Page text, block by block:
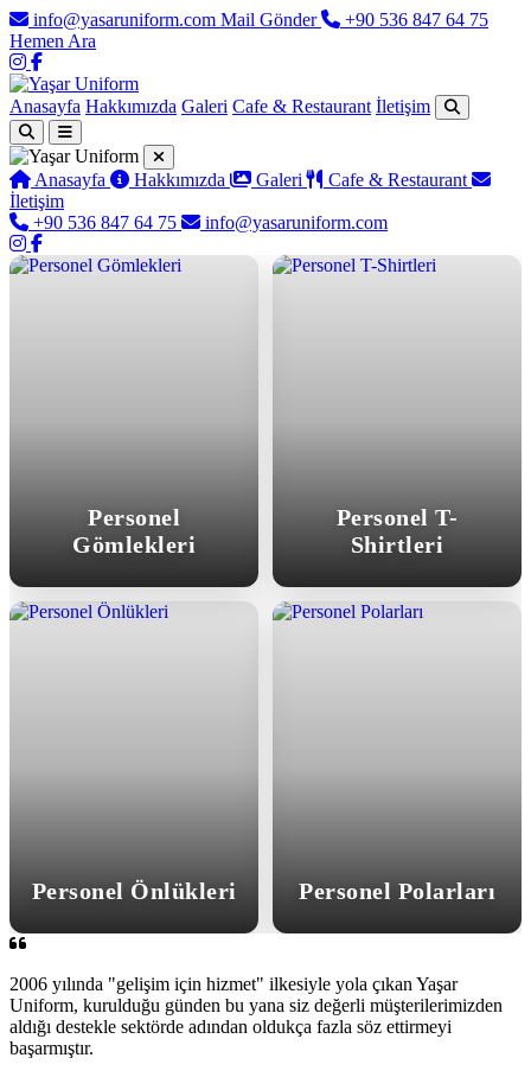
info@yasaruniform.com Mail Gönder
+90 536 847 64 75
Hemen Ara
Anasayfa Hakkımızda Galeri Cafe & Restaurant İletişim
Anasayfa Hakkımızda Galeri
Cafe & Restaurant
İletişim
+90 536 847 64 75
info@yasaruniform.com
Yaşar Uniform - Profesyonel İş
Personel
Gömlekleri
Personel T-
Shirtleri
Personel Önlükleri Personel Polarları
2006 yılında "gelişim için hizmet" ilkesiyle yola çıkan Yaşar
Uniform, kurulduğu günden bu yana siz değerli müşterilerimizden
aldığı destekle sektörde adından oldukça fazla söz ettirmeyi
başarmıştır.